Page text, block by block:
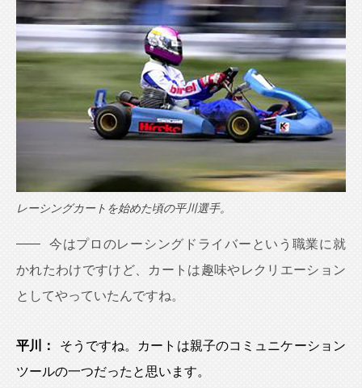
レーシングカートを始めた頃の平川選手。
今はプロのレーシングドライバーという職業に就
かれたわけですけど、カートは趣味やレクリエーション
としてやっていたんですね。
平川：
そうですね。カートは親子のコミュニケーション
ツールの一つだったと思います。